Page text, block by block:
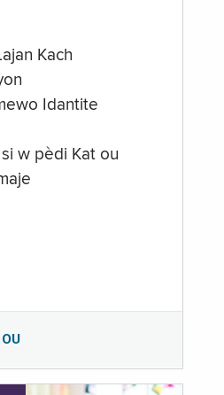
Kach
Idantite
w pèdi Kat ou